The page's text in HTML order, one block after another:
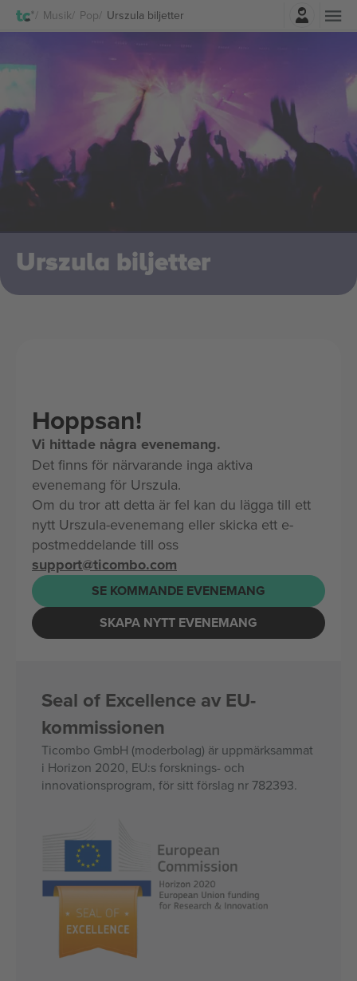
Musik Pop Urszula biljetter
Urszula biljetter
Hoppsan!
Vi hittade några evenemang.
Det finns för närvarande inga aktiva
evenemang för Urszula.
Om du tror att detta är fel kan du lägga till ett
nytt Urszula-evenemang eller skicka ett e-
postmeddelande till oss
support@ticombo.com
SE KOMMANDE EVENEMANG
SKAPA NYTT EVENEMANG
Seal of Excellence av EU-
kommissionen
Ticombo GmbH (moderbolag) är uppmärksammat
i Horizon 2020, EU:s forsknings- och
innovationsprogram, för sitt förslag nr 782393.